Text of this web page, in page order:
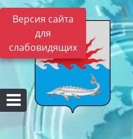
Версия сайта
для
слабовидящих